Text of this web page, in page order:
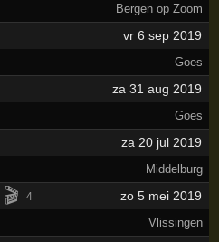
Bergen op Zoom
vr 6 sep 2019
Goes
za 31 aug 2019
Goes
za 20 jul 2019
Middelburg
🎬 4 zo 5 mei 2019
Vlissingen